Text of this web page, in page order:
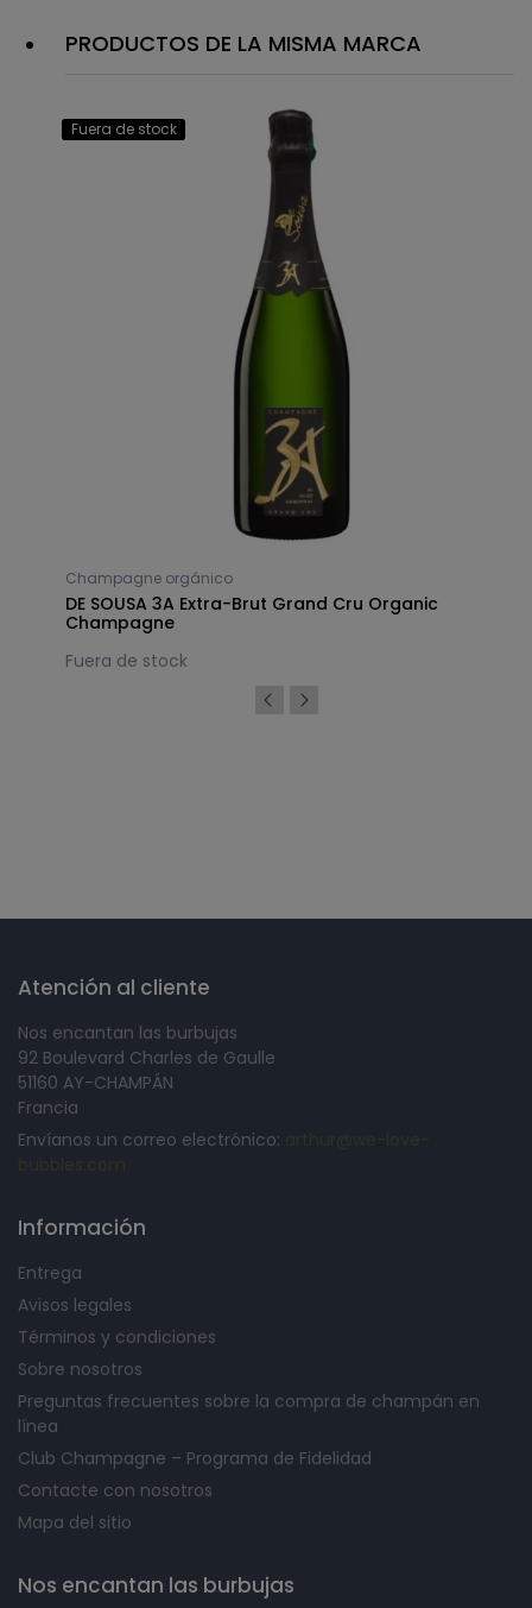
PRODUCTOS DE LA MISMA MARCA
Fuera de stock
Champagne orgánico
DE SOUSA 3A Extra-Brut Grand Cru Organic
Champagne
Fuera de stock
Atención al cliente
Nos encantan las burbujas
92 Boulevard Charles de Gaulle
51160 AY-CHAMPÁN
Francia
Envíanos un correo electrónico:
Información
Entrega
Avisos legales
Términos y condiciones
Sobre nosotros
Preguntas frecuentes sobre la compra de champán en
línea
Club Champagne – Programa de Fidelidad
Contacte con nosotros
Mapa del sitio
Nos encantan las burbujas